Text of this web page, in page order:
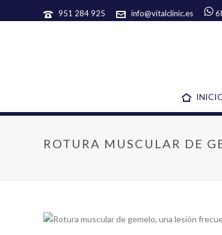
951 284 925 info@vitalclinic.es
ROTURA MUSCULAR DE